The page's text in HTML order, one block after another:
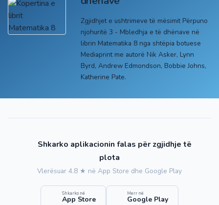
Zgjidhjet e ushtrimeve të mësimit Përpuno
njohuritë 3 - Mbledhja e të dhënave në
librin Matematika 8 nga shtëpia botuese
Mediaprint me autorë Nik Asker, Lynn
Byrd, Andrew Edmondson, Bobbie Johns,
Katherine Pate.
Shkarko aplikacionin falas për zgjidhje të
plota
Vlerësuar 4.8 ★ në App Store dhe Google Play
Shkarko në
App Store
Merr në
Google Play